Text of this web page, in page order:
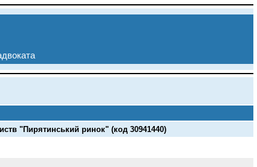
"Пирятинський ринок" (код 30941440)